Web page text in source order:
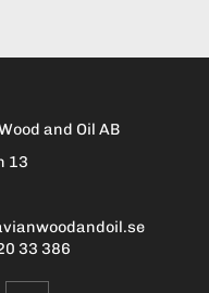
and Oil AB
13
33 386